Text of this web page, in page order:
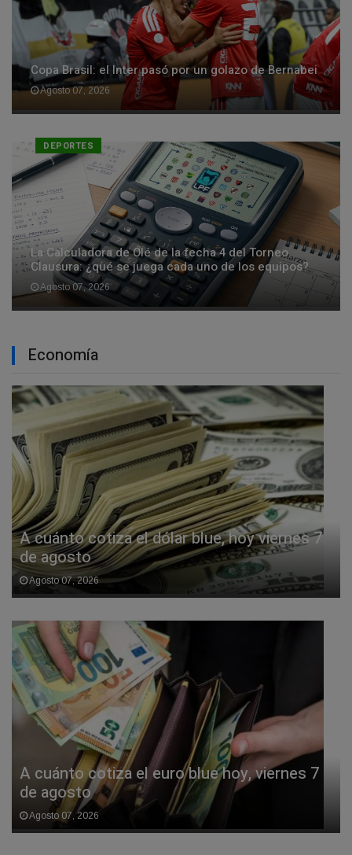
Copa Brasil: el Inter pasó por un golazo de Bernabei
Agosto 07, 2026
DEPORTES
La Calculadora de Olé de la fecha 4 del Torneo
Clausura: ¿qué se juega cada uno de los equipos?
Agosto 07, 2026
Economía
A cuánto cotiza el dólar blue, hoy viernes 7
de agosto
Agosto 07, 2026
A cuánto cotiza el euro blue hoy, viernes 7
de agosto
Agosto 07, 2026